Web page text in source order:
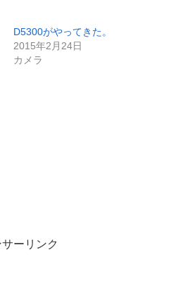
D5300がやってきた。
2015年2月24日
カメラ
ーリンク